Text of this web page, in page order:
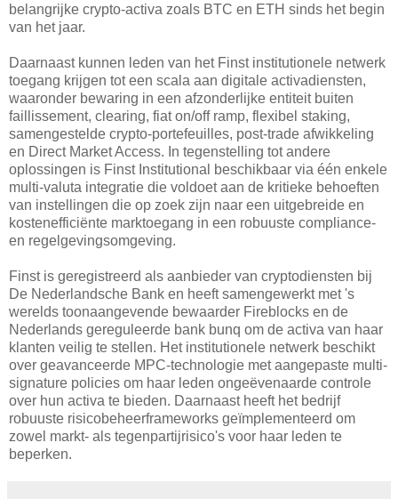
belangrijke crypto-activa zoals BTC en ETH sinds het begin
van het jaar.
Daarnaast kunnen leden van het Finst institutionele netwerk
toegang krijgen tot een scala aan digitale activadiensten,
waaronder bewaring in een afzonderlijke entiteit buiten
faillissement, clearing, fiat on/off ramp, flexibel staking,
samengestelde crypto-portefeuilles, post-trade afwikkeling
en Direct Market Access. In tegenstelling tot andere
oplossingen is Finst Institutional beschikbaar via één enkele
multi-valuta integratie die voldoet aan de kritieke behoeften
van instellingen die op zoek zijn naar een uitgebreide en
kostenefficiënte marktoegang in een robuuste compliance-
en regelgevingsomgeving.
Finst is geregistreerd als aanbieder van cryptodiensten bij
De Nederlandsche Bank en heeft samengewerkt met 's
werelds toonaangevende bewaarder Fireblocks en de
Nederlands gereguleerde bank bunq om de activa van haar
klanten veilig te stellen. Het institutionele netwerk beschikt
over geavanceerde MPC-technologie met aangepaste multi-
signature policies om haar leden ongeëvenaarde controle
over hun activa te bieden. Daarnaast heeft het bedrijf
robuuste risicobeheerframeworks geïmplementeerd om
zowel markt- als tegenpartijrisico's voor haar leden te
beperken.